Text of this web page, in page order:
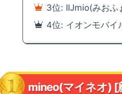
3位: IIJmio(みおふ
4位: イオンモバイ
mineo(マイネオ) [